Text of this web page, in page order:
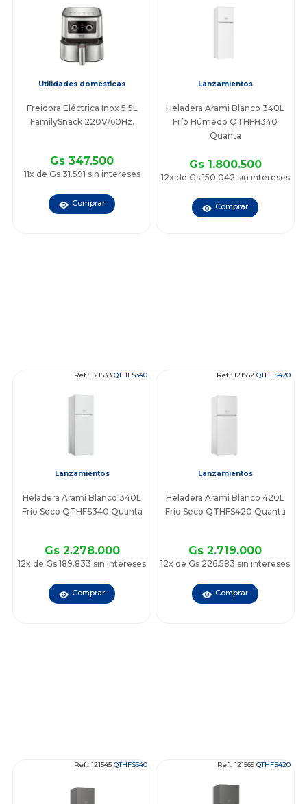
Utilidades domésticas
Freidora Eléctrica Inox 5.5L
FamilySnack 220V/60Hz.
Gs 347.500
11x de Gs 31.591 sin intereses
Comprar
Lanzamientos
Heladera Arami Blanco 340L
Frío Húmedo QTHFH340
Quanta
Gs 1.800.500
12x de Gs 150.042 sin intereses
Comprar
Ref.: 121538 QTHFS340
Lanzamientos
Heladera Arami Blanco 340L
Frío Seco QTHFS340 Quanta
Gs 2.278.000
12x de Gs 189.833 sin intereses
Comprar
Ref.: 121552 QTHFS420
Lanzamientos
Heladera Arami Blanco 420L
Frío Seco QTHFS420 Quanta
Gs 2.719.000
12x de Gs 226.583 sin intereses
Comprar
Ref.: 121545 QTHFS340 Ref.: 121569 QTHFS420